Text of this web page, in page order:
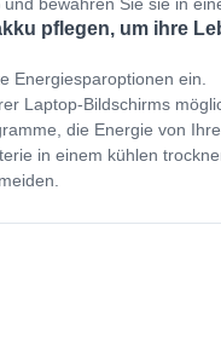
pflegen, um ihre
Energiesparoptionen ein.
Laptop-Bildschirms
die Energie von
in einem kühlen